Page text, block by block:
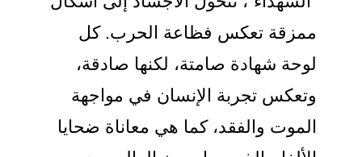
ممزقة تعكس فظاعة الحرب. كل
لوحة شهادة صامتة، لكنها صادقة،
وتعكس تجربة الإنسان في مواجهة
الموت والفقد، كما هي معاناة ضحايا